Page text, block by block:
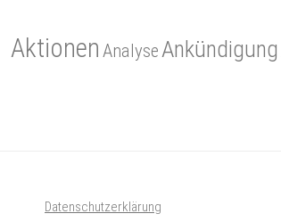
Aktionen Analyse Ankündigung
Datenschutzerklärung